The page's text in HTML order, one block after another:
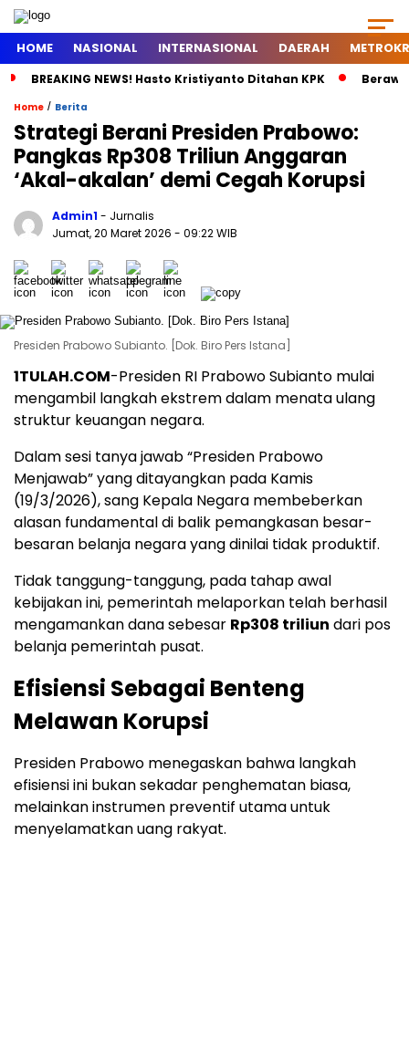
HOME NASIONAL INTERNASIONAL DAERAH
BREAKING NEWS! Hasto Kristiyanto Ditahan KPK
Home / Berita
Strategi Berani Presiden Prabowo:
Pangkas Rp308 Triliun Anggaran
‘Akal-akalan’ demi Cegah Korupsi
Admin1- Jurnalis
Jumat, 20 Maret 2026 - 09:22 WIB
Presiden Prabowo Subianto. [Dok. Biro Pers Istana]
1TULAH.COM-Presiden RI Prabowo Subianto mulai
mengambil langkah ekstrem dalam menata ulang
struktur keuangan negara.
Dalam sesi tanya jawab “Presiden Prabowo
Menjawab” yang ditayangkan pada Kamis
(19/3/2026), sang Kepala Negara membeberkan
alasan fundamental di balik pemangkasan besar-
besaran belanja negara yang dinilai tidak produktif.
Tidak tanggung-tanggung, pada tahap awal
kebijakan ini, pemerintah melaporkan telah berhasil
mengamankan dana sebesar Rp308 triliun dari pos
belanja pemerintah pusat.
Efisiensi Sebagai Benteng
Melawan Korupsi
Presiden Prabowo menegaskan bahwa langkah
efisiensi ini bukan sekadar penghematan biasa,
melainkan instrumen preventif utama untuk
menyelamatkan uang rakyat.